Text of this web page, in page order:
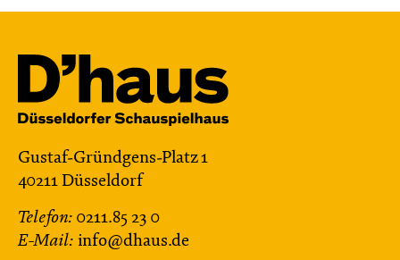
Gustaf-Gründgens-Platz 1
40211 Düsseldorf
Telefon: 0211.85 23 0
E-Mail: info@dhaus.de